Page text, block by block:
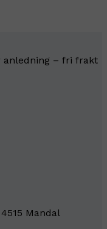
anledning – fri frakt
Mandal